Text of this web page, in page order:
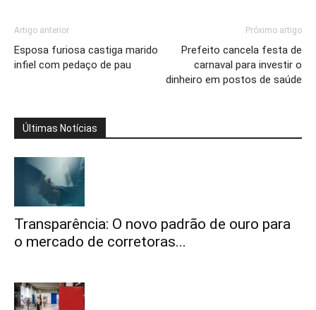
Artigo anterior
Esposa furiosa castiga marido
infiel com pedaço de pau
Próximo artigo
Prefeito cancela festa de
carnaval para investir o
dinheiro em postos de saúde
Últimas Notícias
Transparência: O novo padrão de ouro para
o mercado de corretoras...